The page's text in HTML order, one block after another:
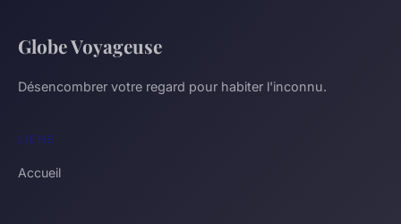
Globe Voyageuse
Désencombrer votre regard pour habiter l'inconnu.
LIENS
Accueil